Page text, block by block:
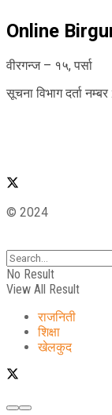
Online
वीरगन्ज – १५, पर्सा
सूचना विभाग दर्ता
© 2024
No Result
View All Result
राजनिती
शिक्षा
खेलकुद